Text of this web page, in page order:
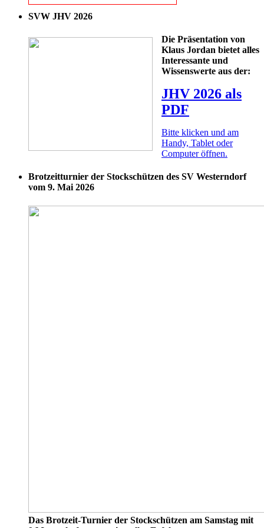
SVW JHV 2026
Die Präsentation von
Klaus Jordan bietet alles
Interessante und
Wissenswerte aus der:
JHV 2026 als
PDF
Bitte klicken und am
Handy, Tablet oder
Computer öffnen.
Brotzeitturnier der Stockschützen des SV Westerndorf
vom 9. Mai 2026
Das Brotzeit-Turnier der Stockschützen am Samstag mit